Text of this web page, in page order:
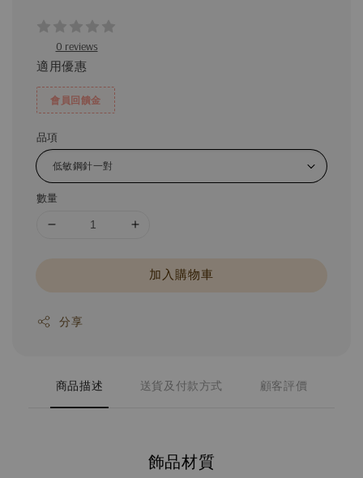
0 reviews
適用優惠
會員回饋金
品項
數量
加入購物車
分享
商品描述 送貨及付款方式 顧客評價
飾品材質